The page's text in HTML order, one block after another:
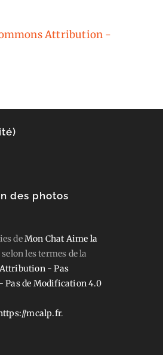
Attribution -
des photos
deMon Chat Aime la
les termes de la
- Pas
de Modification 4.0
mcalp.fr.